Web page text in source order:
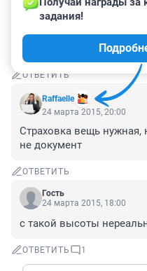
Гость
24 марта 2015, 20:17
Все проверки
дешевой рабочей
ОТВЕТИТЬ
Raffaelle
задания!
24 марта 2015, 20:00
Страховка вещь нужная,
не документ
ОТВЕТИТЬ
Гость
24 марта 2015, 18:00
с такой высоты
ОТВЕТИТЬ 1